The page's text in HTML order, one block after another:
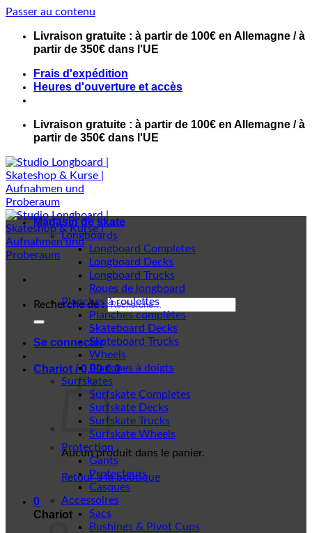
Passer au contenu
Livraison gratuite : à partir de 100€ en Allemagne / à
partir de 350€ dans l'UE
Frais d'expédition
Heures d'ouverture et accès
Livraison gratuite : à partir de 100€ en Allemagne / à
partir de 350€ dans l'UE
Recherche de :
Se connecter
Chariot /0,00€ 0
Aucun produit dans le panier.
Retour à la boutique
0
Chariot
Magasin de skate
Longboards
Longboard Completes
Longboard Decks
Longboard Trucks
Roues de longboard
Planches à roulettes
Planches complètes
Skateboard Decks
Skateboard Trucks
Wheels
Planches à doigts
Surfskates
Surfskate Completes
Surfskate Decks
Surfskate Trucks
Surfskate Wheels
Protection
Gants
Protecteurs
Casques
Accessoires
Sacs
Bushings & Pivot Cups